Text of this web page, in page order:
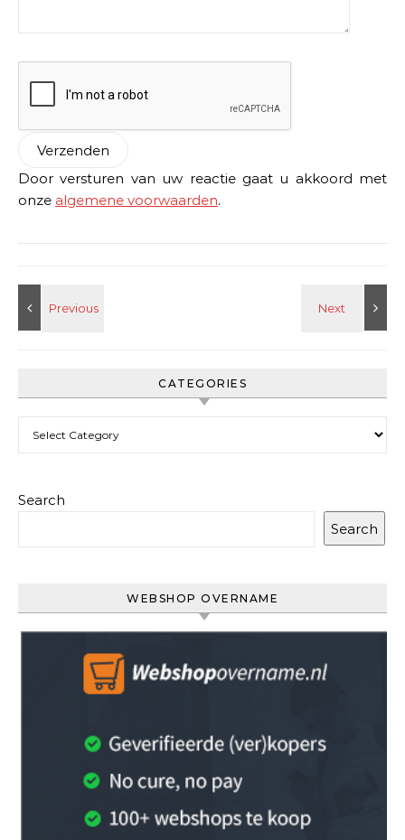
Door versturen van uw reactie gaat u akkoord met
onze algemene voorwaarden.
CATEGORIES
Search
Search
WEBSHOP OVERNAME